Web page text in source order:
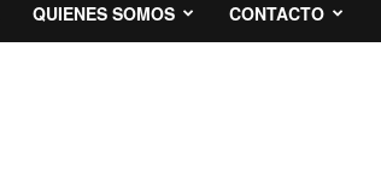
QUIENES SOMOS CONTACTO